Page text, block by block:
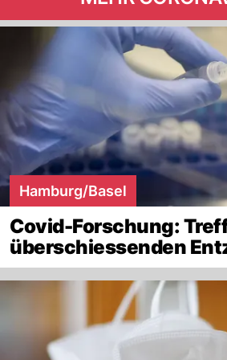
Hamburg/Basel
Covid-Forschung:
überschiessenden